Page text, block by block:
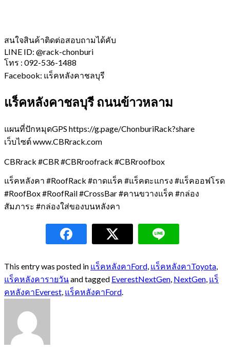
สนใจสินค้าติดต่อสอบถามได้คับ
LINE ID: @rack-chonburi
โทร : 092-536-1488
Facebook: แร็คหลังคาชลบุรี
แร็คหลังคาชลบุรี ถนนข้าวหลาม
แผนที่ปักหมุดGPS https://g.page/ChonburiRack?share
เว็บไซต์ www.CBRrack.com
CBRrack #CBR #CBRroofrack #CBRroofbox
แร็คหลังคา #RoofRack #ถาดแร็ค #แร็คตะแกรง #แร็คออฟโรด
#RoofBox #RoofRail #CrossBar #คานขวางแร็ค #กล่อง
สัมภาระ #กล่องใส่ของบนหลังคา
This entry was posted in แร็คหลังคาFord แร็คหลังคาToyota
แร็คหลังคารายวันand tagged EverestNextGen NextGen แร็
คหลังคาEverest แร็คหลังคาFord